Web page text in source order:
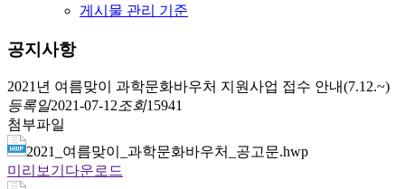
게시물 관리 기준
공지사항
2021년 여름맞이 과학문화바우처 지원사업 접수 안내(7.12.~)
등록일2021-07-12조회15941
첨부파일
2021_여름맞이_과학문화바우처_공고문.hwp
미리보기 다운로드